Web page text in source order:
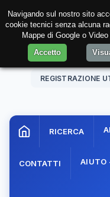
09 Aug. 202613:49:48
REGISTRAZIONE
RICERCA
CONTATTI AIUTO
Navigando sul nostro sito
cookie tecnici senza alcuna
Mappe di Google o
Accetto